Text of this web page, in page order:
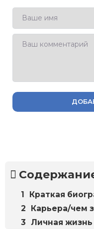
Краткая
Карьера/чем
Личная жизнь